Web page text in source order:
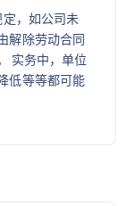
，如公司未
解除劳动合同
实务中，单位
低等等都可能